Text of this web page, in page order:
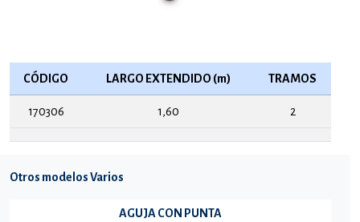
CÓDIGO LARGO EXTENDIDO (m) TRAMOS
170306 1,60 2
Otros modelos Varios
AGUJA CON PUNTA